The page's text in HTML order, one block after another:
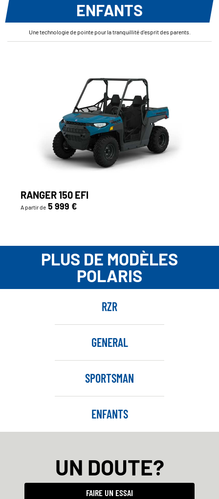
ENFANTS
Une technologie de pointe pour la tranquillité d'esprit des parents.
RANGER 150 EFI
A partir de 5 999 €
PLUS DE MODÈLES
POLARIS
RZR
GENERAL
SPORTSMAN
ENFANTS
UN DOUTE?
FAIRE UN ESSAI